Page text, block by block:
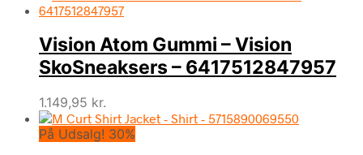
Vision Atom Gummi – Vision
SkoSneaksers – 6417512847957
1.149,95 kr.
På Udsalg! 30%